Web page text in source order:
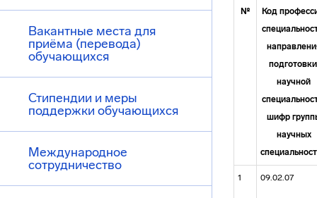
Вакантные места для
приёма (перевода)
обучающихся
Стипендии и меры
поддержки обучающихся
Международное
сотрудничество
№
Код
научной
шифр
научных
1 09.02.07